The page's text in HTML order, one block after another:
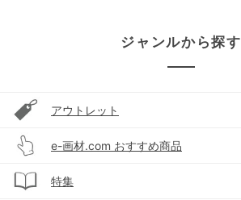
ジャンルから探す
アウトレット
e-画材.com おすすめ商品
特集